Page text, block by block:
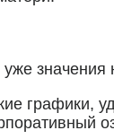
значения
графики,